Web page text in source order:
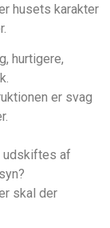
husets karakter
hurtigere,
er svag
udskiftes af
skal der